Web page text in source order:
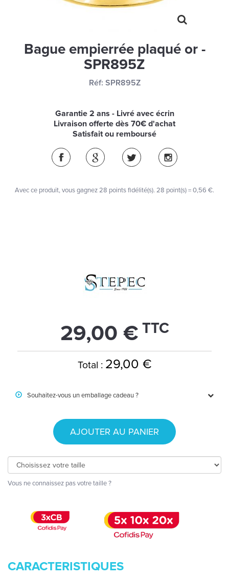
Bague empierrée plaqué or -
SPR895Z
Réf: SPR895Z
Garantie 2 ans - Livré avec écrin
Livraison offerte dès 70€ d'achat
Satisfait ou remboursé
Avec ce produit, vous gagnez28 points fidélité(s). 28 point(s) =0,56 €.
29,00 € TTC
Total : 29,00 €
Souhaitez-vous un emballage cadeau ?
AJOUTER AU PANIER
Vous ne connaissez pas votre taille ?
CARACTERISTIQUES